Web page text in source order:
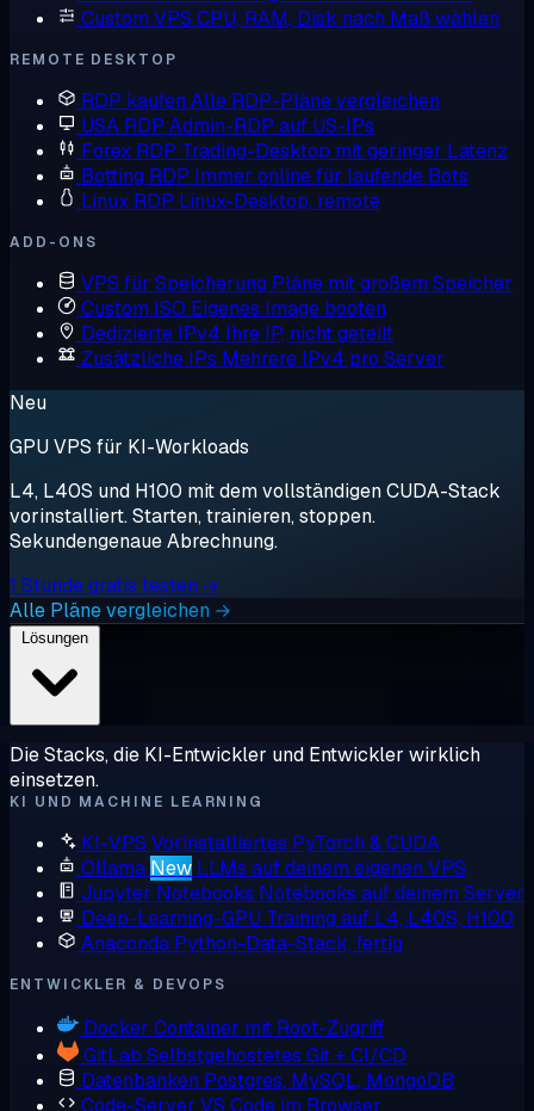
Custom VPS CPU, RAM, Disk nach Maß wählen
REMOTE DESKTOP
RDP kaufen Alle RDP-Pläne vergleichen
USA RDP Admin-RDP auf US-IPs
Forex RDP Trading-Desktop mit geringer Latenz
Botting RDP Immer online für laufende Bots
Linux RDP Linux-Desktop, remote
ADD-ONS
VPS für Speicherung Pläne mit großem Speicher
Custom ISO Eigenes Image booten
Dedizierte IPv4 Ihre IP, nicht geteilt
Zusätzliche IPs Mehrere IPv4 pro Server
Neu
GPU VPS für KI-Workloads
L4, L40S und H100 mit dem vollständigen CUDA-Stack
vorinstalliert. Starten, trainieren, stoppen.
Sekundengenaue Abrechnung.
1 Stunde gratis testen →
Alle Pläne vergleichen →
Die Stacks, die KI-Entwickler und Entwickler wirklich
einsetzen.
KI UND MACHINE LEARNING
KI-VPS Vorinstalliertes PyTorch & CUDA
Ollama New LLMs auf deinem eigenen VPS
Jupyter Notebooks Notebooks auf deinem Server
Deep-Learning-GPU Training auf L4, L40S, H100
Anaconda Python-Data-Stack, fertig
ENTWICKLER & DEVOPS
Docker Container mit Root-Zugriff
GitLab Selbstgehostetes Git + CI/CD
Datenbanken Postgres, MySQL, MongoDB
Code-Server VS Code im Browser